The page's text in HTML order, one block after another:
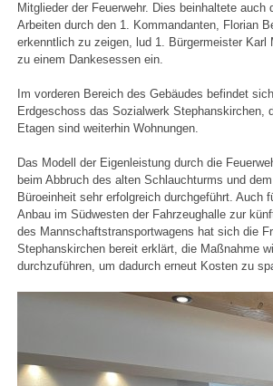
Mitglieder der Feuerwehr. Dies beinhaltete auch
Arbeiten durch den 1. Kommandanten, Florian
erkenntlich zu zeigen, lud 1. Bürgermeister Karl
zu einem Dankesessen ein.
Im vorderen Bereich des Gebäudes befindet
Erdgeschoss das Sozialwerk Stephanskirchen,
Etagen sind weiterhin Wohnungen.
Das Modell der Eigenleistung durch die
beim Abbruch des alten Schlauchturms und
Büroeinheit sehr erfolgreich durchgeführt. Auch
Anbau im Südwesten der Fahrzeughalle zur
des Mannschaftstransportwagens hat sich die
Stephanskirchen bereit erklärt, die Maßnahme
durchzuführen, um dadurch erneut Kosten zu